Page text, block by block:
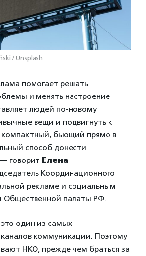
/ Unsplash
помогает решать
и менять настроение
людей по-новому
вещи и подвигнуть к
компактный, бьющий прямо в
способ донести
говорит Елена
Координационного
рекламе и социальным
Общественной палаты РФ.
один из самых
коммуникации. Поэтому
НКО, прежде чем браться за